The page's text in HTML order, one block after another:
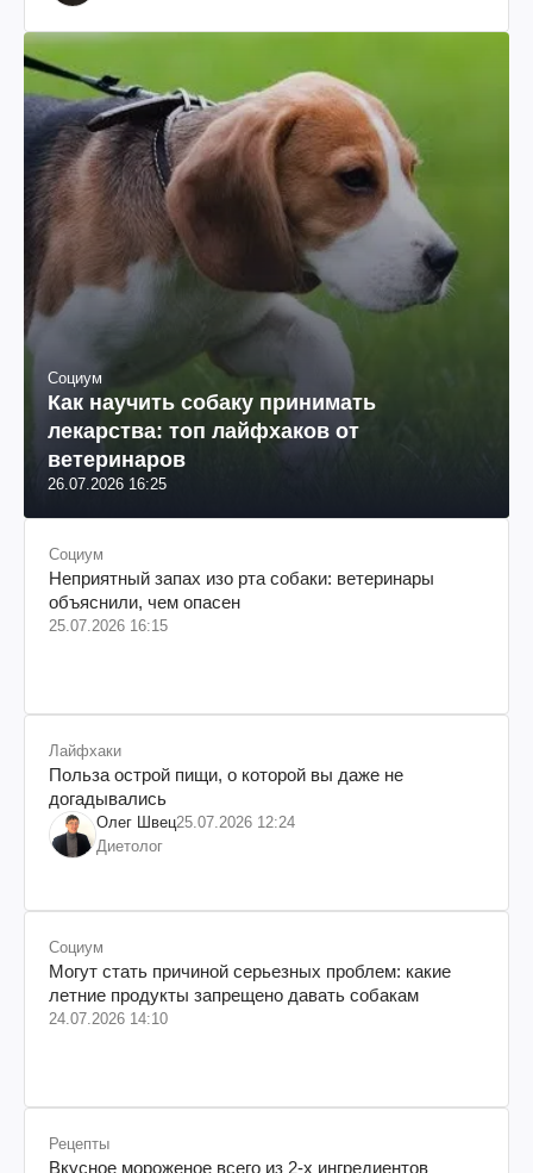
Социум
Как научить собаку принимать
лекарства: топ лайфхаков от
ветеринаров
26.07.2026 16:25
Социум
Неприятный запах изо рта собаки: ветеринары
объяснили, чем опасен
25.07.2026 16:15
Лайфхаки
Польза острой пищи, о которой вы даже не
догадывались
Олег Швец25.07.2026 12:24
Диетолог
Социум
Могут стать причиной серьезных проблем: какие
летние продукты запрещено давать собакам
24.07.2026 14:10
Рецепты
Вкусное мороженое всего из 2-х ингредиентов